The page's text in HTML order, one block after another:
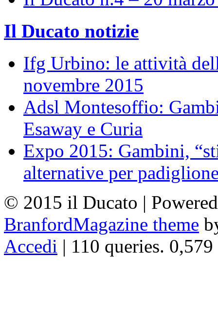
Il Ducato notizie
Ifg Urbino: le attività
novembre 2015
Adsl Montesoffio:
Esaway e Curia
Expo 2015: Gambini,
alternative per
© 2015 il Ducato |
BranfordMagazine theme
Accedi | 110 queries. 0,579